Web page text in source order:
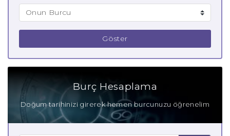
Göster
Burç Hesaplama
Doğum tarihinizi girerek hemen burcunuzu öğrenelim